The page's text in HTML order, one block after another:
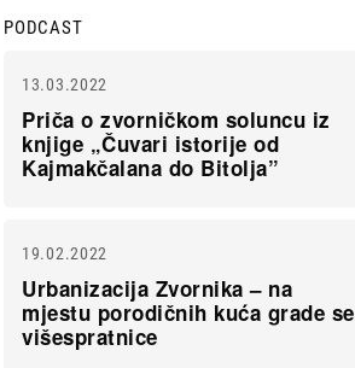
PODCAST
13.03.2022
Priča o zvorničkom soluncu iz
knjige „Čuvari istorije od
Kajmakčalana do Bitolja”
19.02.2022
Urbanizacija Zvornika – na
mjestu porodičnih kuća grade se
višespratnice